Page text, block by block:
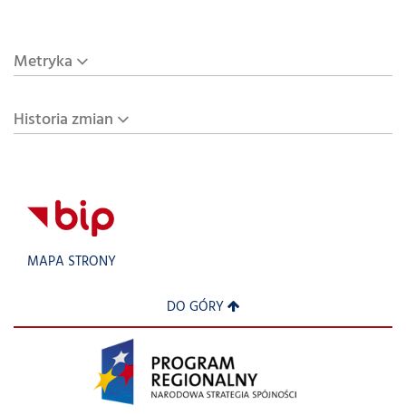
Metryka
Historia zmian
MAPA STRONY
DO GÓRY